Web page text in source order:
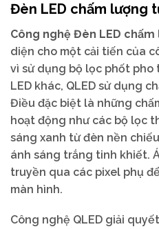
Đèn LED chấm lượng
Công nghệ Đèn LED
diện cho một cải tiến của
vì sử dụng bộ lọc phốt pho
LED khác, QLED sử dụng
Điều đặc biệt là những
hoạt động như các bộ lọc
sáng xanh từ đèn nền
ánh sáng trắng tinh khiết.
truyền qua các pixel phụ
màn hình.
Công nghệ QLED giải